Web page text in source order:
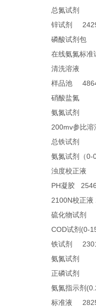
总氮试剂
锌试剂
磷酸试剂包
在线氨氮标准
清洗溶液
样品池
硝酸盐氮
氨氮试剂
200mv参比溶
总铁试剂
氨氮试剂（0-
浊度校正液
PH凝胶
2100N校正液
硫化物试剂
COD试剂 (0-
铁试剂
氨氮试剂
正磷试剂
氨氮指示剂
标准液